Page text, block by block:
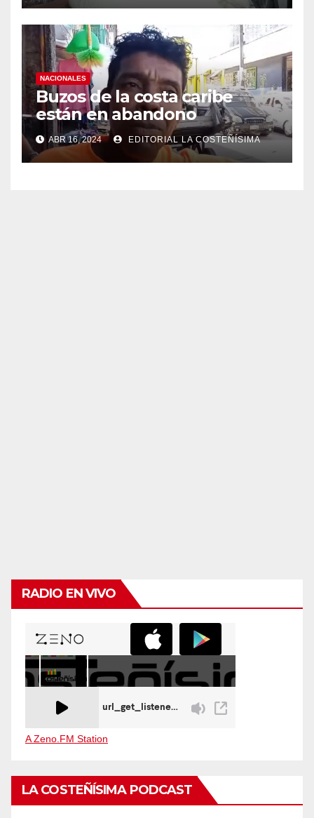
NACIONALES
Buzos de la costa caribe
están en abandono
ABR 16, 2024 EDITORIAL LA COSTEÑÍSIMA
RADIO EN VIVO
A Zeno.FM Station
LA COSTEÑÍSIMA PODCAST